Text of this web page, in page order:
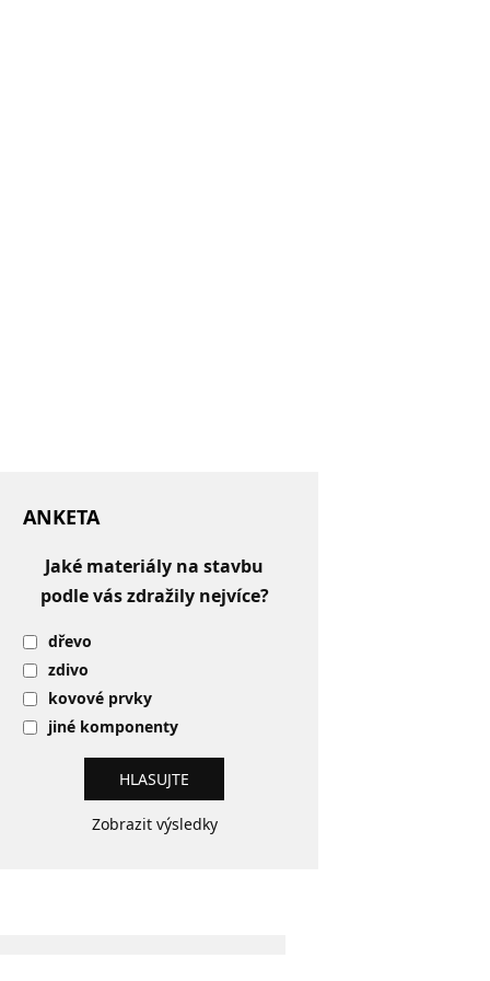
ANKETA
Jaké materiály na stavbu
podle vás zdražily nejvíce?
dřevo
zdivo
kovové prvky
jiné komponenty
Zobrazit výsledky